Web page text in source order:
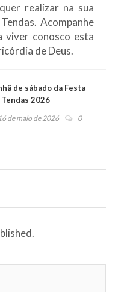
realizar na sua
Acompanhe
viver conosco esta
de Deus.
de sábado da Festa
Tendas 2026
16 de maio de 2026 0